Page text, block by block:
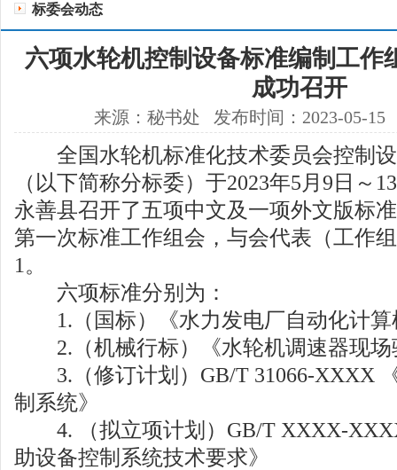
标委会动态
六项水轮机控制设备标准编制工作
成功召开
来源：秘书处 发布时间：2023-05-15
全国水轮机标准化技术委员会控制设
（以下简称分标委）于2023年5月9日～
永善县召开了五项中文及一项外文版标
第一次标准工作组会，与会代表（工作
1。
六项标准分别为：
1.（国标）《水力发电厂自动化计算
2.（机械行标）《水轮机调速器现场
3.（修订计划）GB/T 31066-XXXX
制系统》
4. （拟立项计划）GB/T XXXX-
助设备控制系统技术要求》